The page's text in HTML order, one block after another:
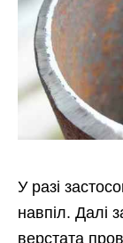
У разі
навпіл. Далі
верстата